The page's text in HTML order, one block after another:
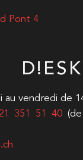
Pont 4
D!ESK
vendredi de
351 51 40